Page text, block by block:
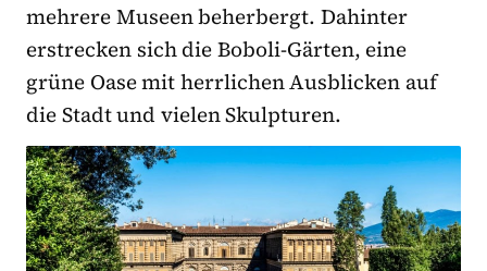
mehrere Museen beherbergt. Dahinter
erstrecken sich die Boboli-Gärten, eine
grüne Oase mit herrlichen Ausblicken auf
die Stadt und vielen Skulpturen.